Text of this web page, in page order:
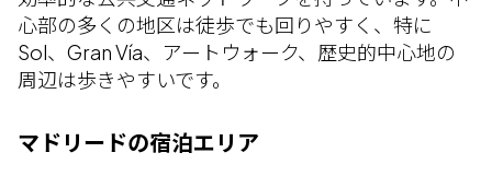
心部の多くの地区は徒歩でも回りやすく、特に
Sol、Gran Vía、アートウォーク、歴史的中心地の
周辺は歩きやすいです。
マドリードの宿泊エリア